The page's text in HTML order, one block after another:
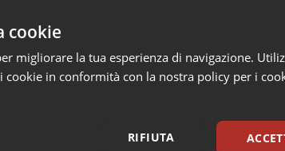
impatto significativo sui bilanci sanitari dei paesi
sanitari può aiutare ad alleviare questa
medio e quelli che ospitano un numero
rapidamente modi per monitorare e riferire
sui budget sanitari.
cookie
migliorare la tua esperienza di navigazione.
in conformità con la nostra policy per i
RIFIUTA